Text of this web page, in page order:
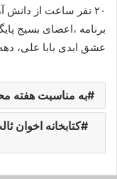
۲۰ نفر ساعت از دانش
برنامه ،اعضای بسیج
عشق ابدی بابا علی،
به مناسبت هفته
کتابخانه اخوان